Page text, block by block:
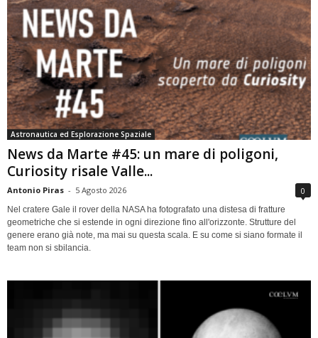
Astronautica ed Esplorazione Spaziale
News da Marte #45: un mare di poligoni,
Curiosity risale Valle...
Antonio Piras - 5 Agosto 2026 0
Nel cratere Gale il rover della NASA ha fotografato una distesa di fratture
geometriche che si estende in ogni direzione fino all'orizzonte. Strutture del
genere erano già note, ma mai su questa scala. E su come si siano formate il
team non si sbilancia.